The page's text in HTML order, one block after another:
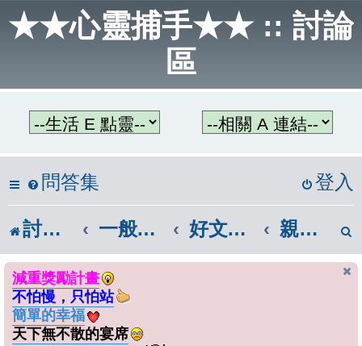
★★心靈捕手★★ :: 討論
區
問答集 登入
討論區首頁 一般話題區 好文章共讀 親子教養
減重獎勵計畫
不怕慢，只怕站
簡單的幸福
天下無不散的宴席